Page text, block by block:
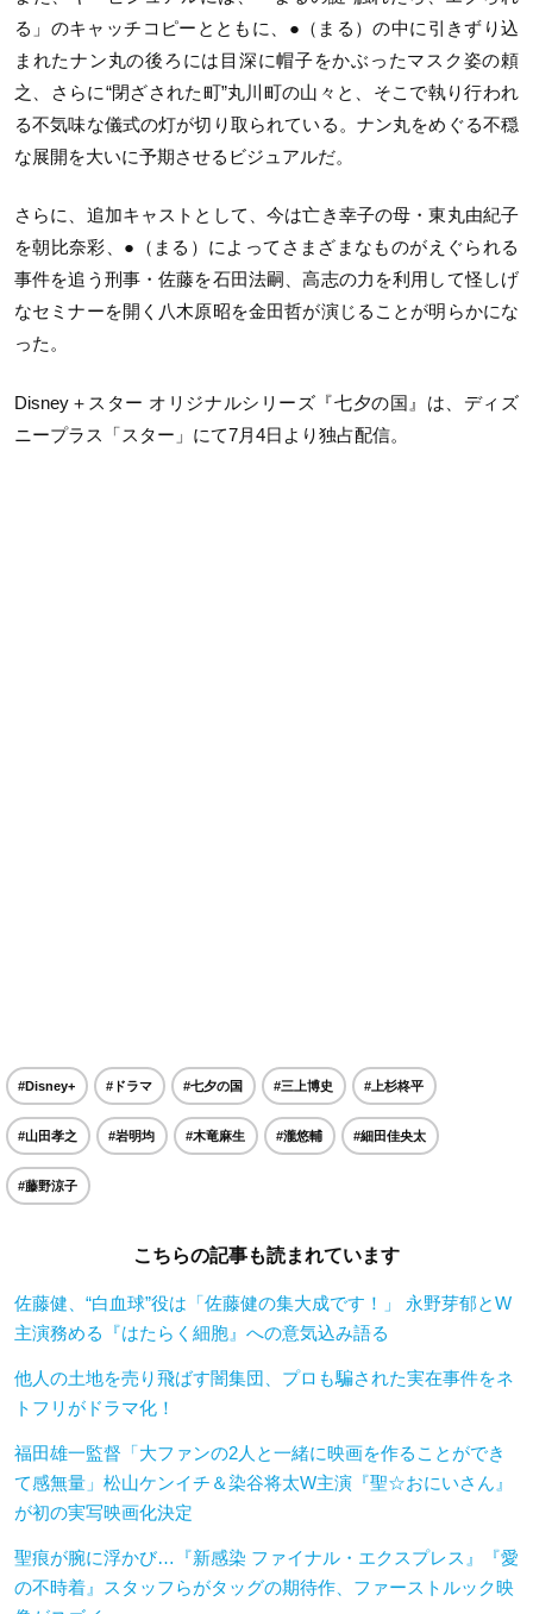
る」のキャッチコピーとともに、●（まる）の中に引きずり込
まれたナン丸の後ろには目深に帽子をかぶったマスク姿の頼
之、さらに“閉ざされた町”丸川町の山々と、そこで執り行われ
る不気味な儀式の灯が切り取られている。ナン丸をめぐる不穏
な展開を大いに予期させるビジュアルだ。
さらに、追加キャストとして、今は亡き幸子の母・東丸由紀子
を朝比奈彩、●（まる）によってさまざまなものがえぐられる
事件を追う刑事・佐藤を石田法嗣、高志の力を利用して怪しげ
なセミナーを開く八木原昭を金田哲が演じることが明らかにな
った。
Disney＋スター オリジナルシリーズ『七夕の国』は、ディズ
ニープラス「スター」にて7月4日より独占配信。
#Disney+ #ドラマ #七夕の国 #三上博史 #上杉柊平
#山田孝之 #岩明均 #木竜麻生 #瀧悠輔 #細田佳央太
#藤野涼子
こちらの記事も読まれています
佐藤健、“白血球”役は「佐藤健の集大成です！」 永野芽郁とW
主演務める『はたらく細胞』への意気込み語る
他人の土地を売り飛ばす闇集団、プロも騙された実在事件をネ
トフリがドラマ化！
福田雄一監督「大ファンの2人と一緒に映画を作ることができ
て感無量」松山ケンイチ＆染谷将太W主演『聖☆おにいさん』
が初の実写映画化決定
聖痕が腕に浮かび…『新感染 ファイナル・エクスプレス』『愛
の不時着』スタッフらがタッグの期待作、ファーストルック映